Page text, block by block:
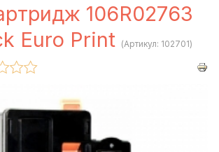
106R02763
Euro Print (Артикул: 102701)